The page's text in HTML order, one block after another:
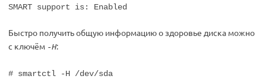
SMART support is: Enabled
Быстро получить общую информацию о здоровье диска можно
с ключём -H:
# smartctl -H /dev/sda